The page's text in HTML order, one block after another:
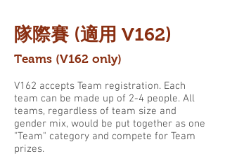
隊際賽 (適用 V162)
Teams (V162 only)
V162 accepts Team registration. Each
team can be made up of 2-4 people. All
teams, regardless of team size and
gender mix, would be put together as one
"Team" category and compete for Team
prizes.